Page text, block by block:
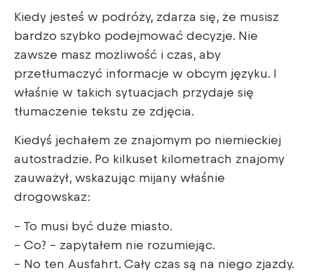
Kiedy jesteś w podróży, zdarza się, że musisz
bardzo szybko podejmować decyzje. Nie
zawsze masz możliwość i czas, aby
przetłumaczyć informacje w obcym języku. I
właśnie w takich sytuacjach przydaje się
tłumaczenie tekstu ze zdjęcia.
Kiedyś jechałem ze znajomym po niemieckiej
autostradzie. Po kilkuset kilometrach znajomy
zauważył, wskazując mijany właśnie
drogowskaz:
– To musi być duże miasto.
– Co? – zapytałem nie rozumiejąc.
– No ten Ausfahrt. Cały czas są na niego zjazdy.